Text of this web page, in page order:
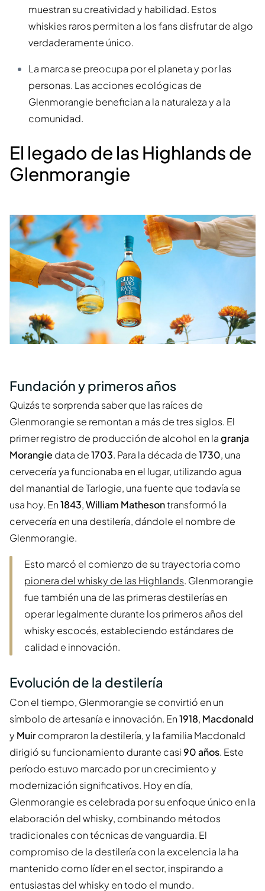
muestran su creatividad y habilidad. Estos
whiskies raros permiten a los fans disfrutar de algo
verdaderamente único.
La marca se preocupa por el planeta y por las
personas. Las acciones ecológicas de
Glenmorangie benefician a la naturaleza y a la
comunidad.
El legado de las Highlands de
Glenmorangie
Fundación y primeros años
Quizás te sorprenda saber que las raíces de
Glenmorangie se remontan a más de tres siglos. El
primer registro de producción de alcohol en lagranja
Morangie data de1703. Para la década de1730, una
cervecería ya funcionaba en el lugar, utilizando agua
del manantial de Tarlogie, una fuente que todavía se
usa hoy. En1843,William Mathesontransformó la
cervecería en una destilería, dándole el nombre de
Glenmorangie.
Esto marcó el comienzo de su trayectoria como
pionera del whisky de las Highlands. Glenmorangie
fue también una de las primeras destilerías en
operar legalmente durante los primeros años del
whisky escocés, estableciendo estándares de
calidad e innovación.
Evolución de la destilería
Con el tiempo, Glenmorangie se convirtió en un
símbolo de artesanía e innovación. En1918, Macdonald
y Muircompraron la destilería, y la familia Macdonald
dirigió su funcionamiento durante casi90 años. Este
período estuvo marcado por un crecimiento y
modernización significativos. Hoy en día,
Glenmorangie es celebrada por su enfoque único en la
elaboración del whisky, combinando métodos
tradicionales con técnicas de vanguardia. El
compromiso de la destilería con la excelencia la ha
mantenido como líder en el sector, inspirando a
entusiastas del whisky en todo el mundo.